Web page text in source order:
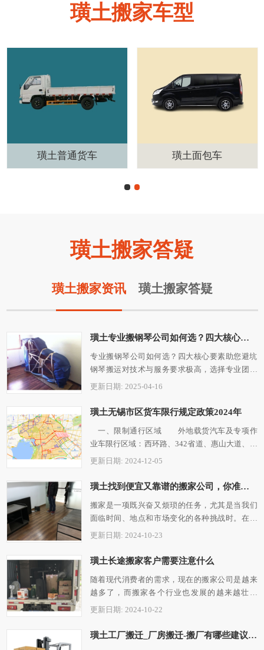
璜土搬家车型
璜土普通货车 璜土面包车
璜土搬家答疑
璜土搬家资讯 璜土搬家答疑
璜土‌专业搬钢琴公司如何选？四大核心要素助您避坑
‌专业搬钢琴公司如何选？四大核心要素助您避坑‌
钢琴搬运对技术与服务要求极高，选择专业团队
关乎乐器安全...
更新日期: 2025-04-16
璜土无锡市区货车限行规定政策2024年
一、限制通行区域 外地载货汽车及专项作
业车限行区域：西环路、342省道、惠山大道、锡
宁路、312...
更新日期: 2024-12-05
璜土找到便宜又靠谱的搬家公司，你准备好了吗？
搬家是一项既兴奋又烦琐的任务，尤其是当我们
面临时间、地点和市场变化的各种挑战时。在无
锡这样一个充满活...
更新日期: 2024-10-23
璜土长途搬家客户需要注意什么
随着现代消费者的需求，现在的搬家公司是越来
越多了，而搬家各个行业也发展的越来越壮大
了，那么这么多的搬...
更新日期: 2024-10-22
璜土工厂搬迁_厂房搬迁-搬厂有哪些建议和方案?